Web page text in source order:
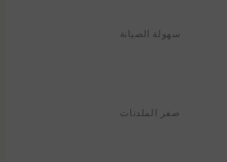
سهولة الصيانة
صفر الملدنات